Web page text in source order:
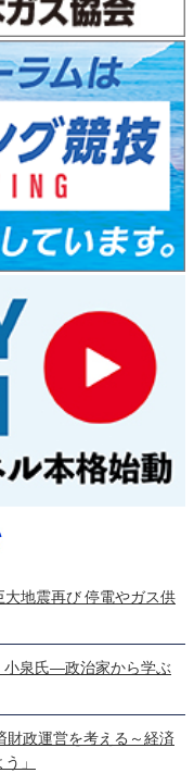
大地震再び 停電やガス供
小泉氏―政治家から学ぶ
財政運営を考える～経済
」